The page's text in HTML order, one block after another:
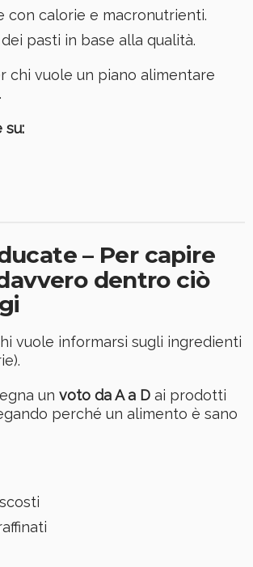
con calorie e macronutrienti.
pasti in base alla qualità.
chi vuole un piano alimentare
su:
– Per capire
dentro ciò
vuole informarsi sugli ingredienti
un voto da A a D ai prodotti
perché un alimento è sano